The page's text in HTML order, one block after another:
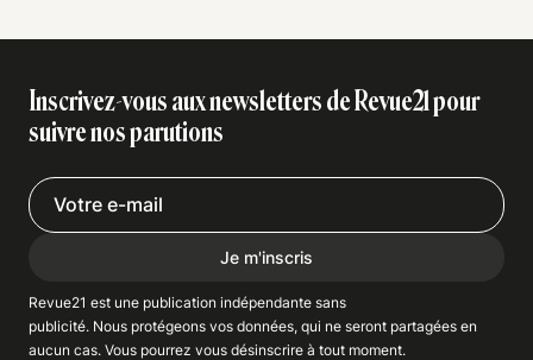
Inscrivez-vous aux newsletters de Revue21 pour
suivre nos parutions
Je m'inscris
Revue21 est une publication indépendante sans
publicité. Nous protégeons vos données, qui ne seront partagées en
aucun cas. Vous pourrez vous désinscrire à tout moment.